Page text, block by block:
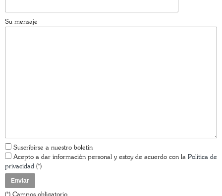
Su mensaje
Suscribirse a nuestro boletín
Acepto a dar información personal y estoy de acuerdo con la Política de
privacidad (*)
(*) Campos obligatorio